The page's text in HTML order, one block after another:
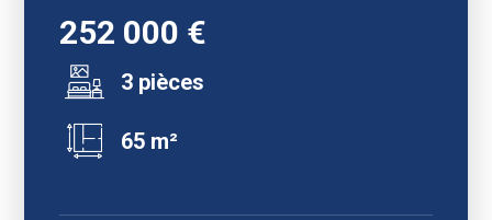
252 000 €
3 pièces
65 m²